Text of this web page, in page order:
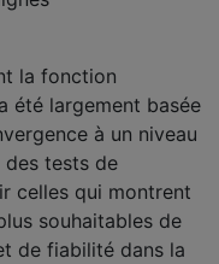
la fonction
été largement basée
à un niveau
tests de
celles qui montrent
souhaitables de
de fiabilité dans la